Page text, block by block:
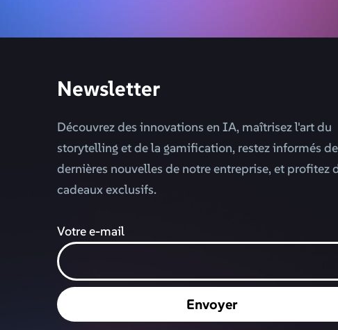
Newsletter
Découvrez des innovations en IA, maîtrisez l'art du
storytelling et de la gamification, restez informés
dernières nouvelles de notre entreprise, et profitez
cadeaux exclusifs.
Votre e-mail
Envoyer